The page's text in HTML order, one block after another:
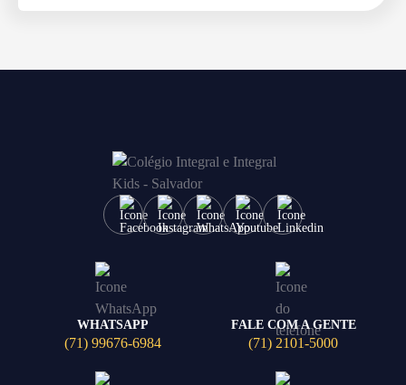
WHATSAPP
(71) 99676-6984
FALE COM A GENTE
(71) 2101-5000